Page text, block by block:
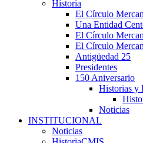
Historia
El Círculo
Una Entidad
El Círculo
El Círculo
Antigüedad 25
Presidentes
150 Aniversario
Historias y
Noticias
INSTITUCIONAL
Noticias